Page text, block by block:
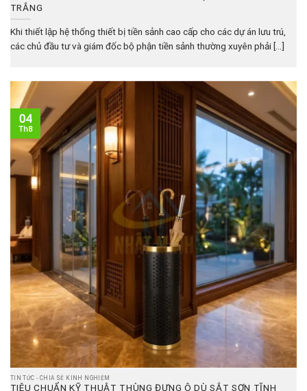
TRẮNG
Khi thiết lập hệ thống thiết bị tiền sảnh cao cấp cho các dự án lưu trú,
các chủ đầu tư và giám đốc bộ phận tiền sảnh thường xuyên phải [...]
TIN TỨC - CHIA SẺ KINH NGHIỆM
TIÊU CHUẨN KỸ THUẬT THÙNG ĐỰNG Ô DÙ SẮT SƠN TĨNH
04
Th8